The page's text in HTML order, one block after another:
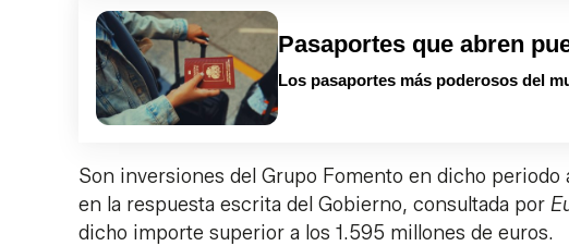
Pasaportes que abren
Los pasaportes más poderosos del
Son inversiones del Grupo Fomento en dicho periodo
en la respuesta escrita del Gobierno, consultada por
dicho importe superior a los 1.595 millones de euros.